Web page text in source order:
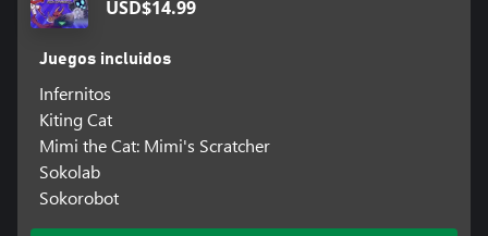
USD$14.99
Juegos incluidos
Infernitos
Kiting Cat
Mimi the Cat: Mimi's Scratcher
Sokolab
Sokorobot